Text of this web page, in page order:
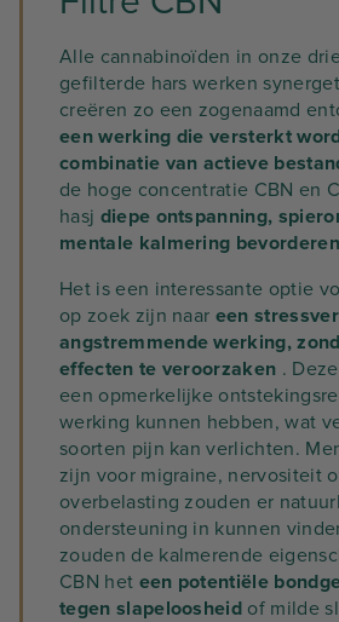
Alle cannabinoïden in onze
gefilterde hars werken
creëren zo een zogenaamd
een werking die versterkt
combinatie van actieve
de hoge concentratie CBN en
hasj diepe ontspanning,
mentale kalmering bevorderen
Het is een interessante optie
op zoek zijn naar een
angstremmende werking,
effecten te veroorzaken .
een opmerkelijke
werking kunnen hebben, wat
soorten pijn kan verlichten.
zijn voor migraine, nervositeit
overbelasting zouden er
ondersteuning in kunnen
zouden de kalmerende
CBN het een potentiële
tegen slapeloosheid of milde